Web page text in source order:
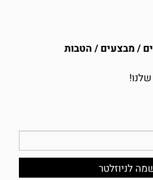
/ מבצעים / הטבות